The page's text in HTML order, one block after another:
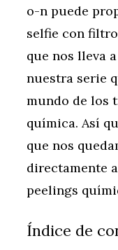
o-n puede
selfie con
que nos lleva
nuestra serie
mundo de los
química. Así
que nos
directamente
peelings
Índice de